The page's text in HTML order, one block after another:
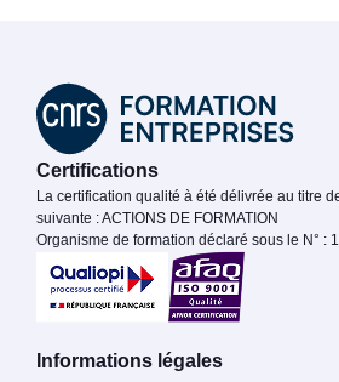
Certifications
La certification qualité à été délivrée au titre
suivante : ACTIONS DE FORMATION
Organisme de formation déclaré sous le N° :
Informations légales